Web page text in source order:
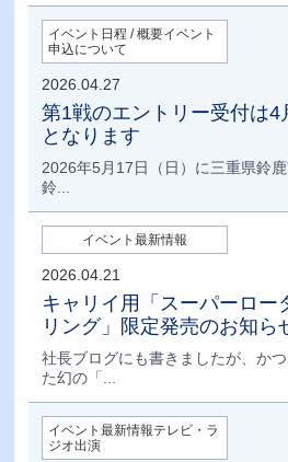
イベント日程 / 概要イベント
申込について
2026.04.27
第1戦のエントリー受付は4
となります
2026年5月17日（日）に三重県鈴
鈴...
イベント最新情報
2026.04.21
キャリイ用「スーパーロー
リング」限定発売のお知ら
社長ブログにも書きましたが、か
た幻の「...
イベント最新情報テレビ・ラ
ジオ出演